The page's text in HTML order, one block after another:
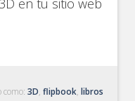
en tu sitio web
como: 3D, flipbook, libros